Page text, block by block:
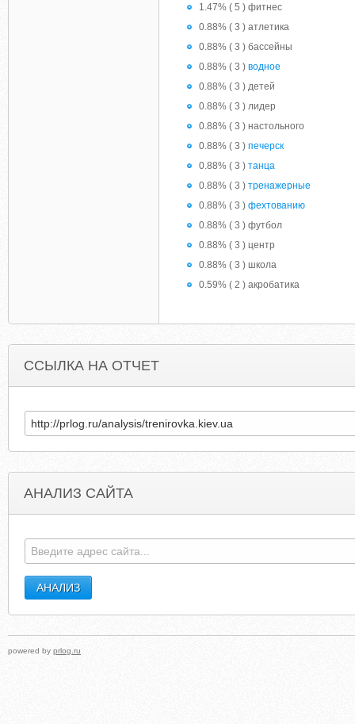
1.47% ( 5 ) фитнес
0.88% ( 3 ) атлетика
0.88% ( 3 ) бассейны
0.88% ( 3 ) водное
0.88% ( 3 ) детей
0.88% ( 3 ) лидер
0.88% ( 3 ) настольного
0.88% ( 3 ) печерск
0.88% ( 3 ) танца
0.88% ( 3 ) тренажерные
0.88% ( 3 ) фехтованию
0.88% ( 3 ) футбол
0.88% ( 3 ) центр
0.88% ( 3 ) школа
0.59% ( 2 ) акробатика
ССЫЛКА НА ОТЧЕТ
АНАЛИЗ САЙТА
powered by prlog.ru